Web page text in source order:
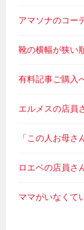
アマソナのコー
靴の横幅が狭い
有料記事ご購入
エルメスの店員
「この人お母さ
ロエベの店員さ
ママがいなくて